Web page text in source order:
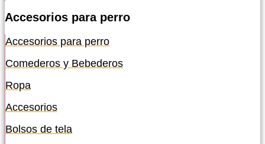
Accesorios para perro
Accesorios para perro
Comederos y Bebederos
Ropa
Accesorios
Bolsos de tela